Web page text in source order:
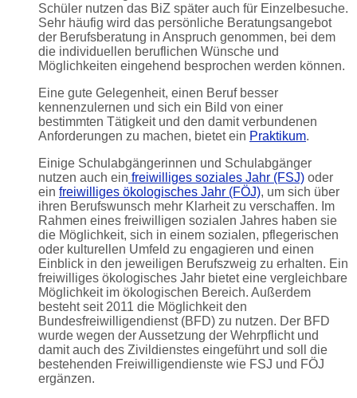
Schüler nutzen das BiZ später auch für Einzelbesuche.
Sehr häufig wird das persönliche Beratungsangebot
der Berufsberatung in Anspruch genommen, bei dem
die individuellen beruflichen Wünsche und
Möglichkeiten eingehend besprochen werden können.
Eine gute Gelegenheit, einen Beruf besser
kennenzulernen und sich ein Bild von einer
bestimmten Tätigkeit und den damit verbundenen
Anforderungen zu machen, bietet ein Praktikum.
Einige Schulabgängerinnen und Schulabgänger
nutzen auch ein freiwilliges soziales Jahr (FSJ) oder
ein freiwilliges ökologisches Jahr (FÖJ), um sich über
ihren Berufswunsch mehr Klarheit zu verschaffen. Im
Rahmen eines freiwilligen sozialen Jahres haben sie
die Möglichkeit, sich in einem sozialen, pflegerischen
oder kulturellen Umfeld zu engagieren und einen
Einblick in den jeweiligen Berufszweig zu erhalten. Ein
freiwilliges ökologisches Jahr bietet eine vergleichbare
Möglichkeit im ökologischen Bereich. Außerdem
besteht seit 2011 die Möglichkeit den
Bundesfreiwilligendienst (BFD) zu nutzen. Der BFD
wurde wegen der Aussetzung der Wehrpflicht und
damit auch des Zivildienstes eingeführt und soll die
bestehenden Freiwilligendienste wie FSJ und FÖJ
ergänzen.